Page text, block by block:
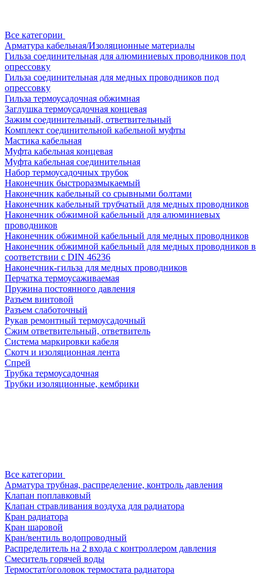
Все категории
Арматура кабельная/Изоляционные материалы
Гильза соединительная для алюминиевых проводников под
опрессовку
Гильза соединительная для медных проводников под
опрессовку
Гильза термоусадочная обжимная
Заглушка термоусадочная концевая
Зажим соединительный, ответвительный
Комплект соединительной кабельной муфты
Мастика кабельная
Муфта кабельная концевая
Муфта кабельная соединительная
Набор термоусадочных трубок
Наконечник быстроразмыкаемый
Наконечник кабельный со срывными болтами
Наконечник кабельный трубчатый для медных проводников
Наконечник обжимной кабельный для алюминиевых
проводников
Наконечник обжимной кабельный для медных проводников
Наконечник обжимной кабельный для медных проводников в
соответствии с DIN 46236
Наконечник-гильза для медных проводников
Перчатка термоусаживаемая
Пружина постоянного давления
Разъем винтовой
Разъем слаботочный
Рукав ремонтный термоусадочный
Сжим ответвительный, ответвитель
Система маркировки кабеля
Скотч и изоляционная лента
Спрей
Трубка термоусадочная
Трубки изоляционные, кембрики
Все категории
Арматура трубная, распределение, контроль давления
Клапан поплавковый
Клапан стравливания воздуха для радиатора
Кран радиатора
Кран шаровой
Кран/вентиль водопроводный
Распределитель на 2 входа с контроллером давления
Смеситель горячей воды
Термостат/оголовок термостата радиатора